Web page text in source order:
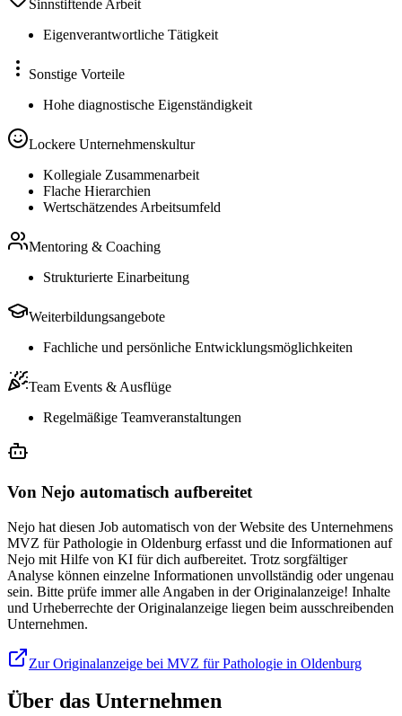
Sinnstiftende Arbeit
Eigenverantwortliche Tätigkeit
Sonstige Vorteile
Hohe diagnostische Eigenständigkeit
Lockere Unternehmenskultur
Kollegiale Zusammenarbeit
Flache Hierarchien
Wertschätzendes Arbeitsumfeld
Mentoring & Coaching
Strukturierte Einarbeitung
Weiterbildungsangebote
Fachliche und persönliche Entwicklungsmöglichkeiten
Team Events & Ausflüge
Regelmäßige Teamveranstaltungen
Von Nejo automatisch aufbereitet
Nejo hat diesen Job automatisch von der Website des Unternehmens
MVZ für Pathologie in Oldenburg erfasst und die Informationen auf
Nejo mit Hilfe von KI für dich aufbereitet. Trotz sorgfältiger
Analyse können einzelne Informationen unvollständig oder ungenau
sein. Bitte prüfe immer alle Angaben in der Originalanzeige! Inhalte
und Urheberrechte der Originalanzeige liegen beim ausschreibenden
Unternehmen.
Zur Originalanzeige bei MVZ für Pathologie in Oldenburg
Über das Unternehmen